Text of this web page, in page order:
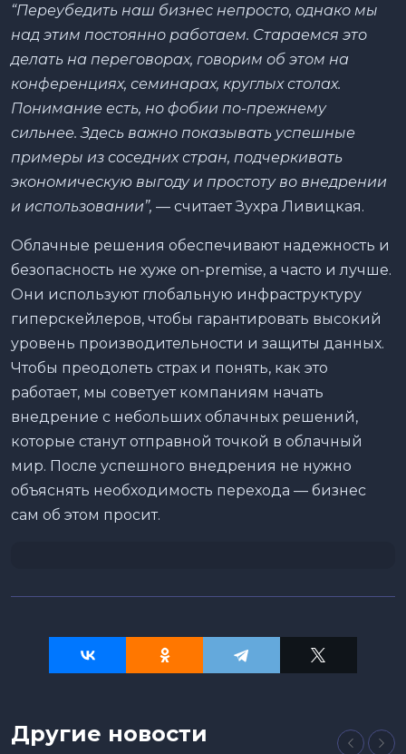
“Переубедить наш бизнес непросто, однако мы
над этим постоянно работаем. Стараемся это
делать на переговорах, говорим об этом на
конференциях, семинарах, круглых столах.
Понимание есть, но фобии по-прежнему
сильнее. Здесь важно показывать успешные
примеры из соседних стран, подчеркивать
экономическую выгоду и простоту во внедрении
и использовании”, — считает Зухра Ливицкая.
Облачные решения обеспечивают надежность и
безопасность не хуже on-premise, а часто и лучше.
Они используют глобальную инфраструктуру
гиперскейлеров, чтобы гарантировать высокий
уровень производительности и защиты данных.
Чтобы преодолеть страх и понять, как это
работает, мы советует компаниям начать
внедрение с небольших облачных решений,
которые станут отправной точкой в облачный
мир. После успешного внедрения не нужно
объяснять необходимость перехода — бизнес
сам об этом просит.
Другие новости